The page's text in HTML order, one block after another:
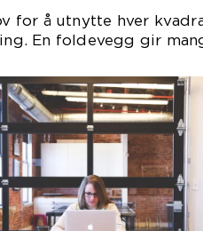
for å utnytte hver
En foldevegg gir